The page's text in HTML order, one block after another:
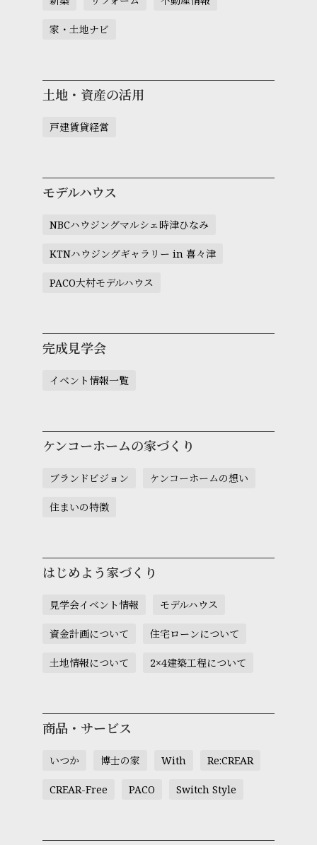
家・土地ナビ
土地・資産の活用
戸建賃貸経営
モデルハウス
NBCハウジングマルシェ時津ひなみ
KTNハウジングギャラリー in 喜々津
PACO大村モデルハウス
完成見学会
イベント情報一覧
ケンコーホームの家づくり
ブランドビジョン ケンコーホームの想い
住まいの特徴
はじめよう家づくり
見学会イベント情報 モデルハウス
資金計画について 住宅ローンについて
土地情報について 2×4建築工程について
商品・サービス
いつか 博士の家 With Re:CREAR
CREAR-Free PACO Switch Style